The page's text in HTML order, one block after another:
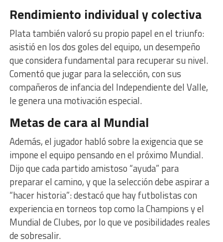
Rendimiento individual y colectiva
Plata también valoró su propio papel en el triunfo:
asistió en los dos goles del equipo, un desempeño
que considera fundamental para recuperar su nivel.
Comentó que jugar para la selección, con sus
compañeros de infancia del Independiente del Valle,
le genera una motivación especial.
Metas de cara al Mundial
Además, el jugador habló sobre la exigencia que se
impone el equipo pensando en el próximo Mundial.
Dijo que cada partido amistoso “ayuda” para
preparar el camino, y que la selección debe aspirar a
“hacer historia”: destacó que hay futbolistas con
experiencia en torneos top como la Champions y el
Mundial de Clubes, por lo que ve posibilidades reales
de sobresalir.